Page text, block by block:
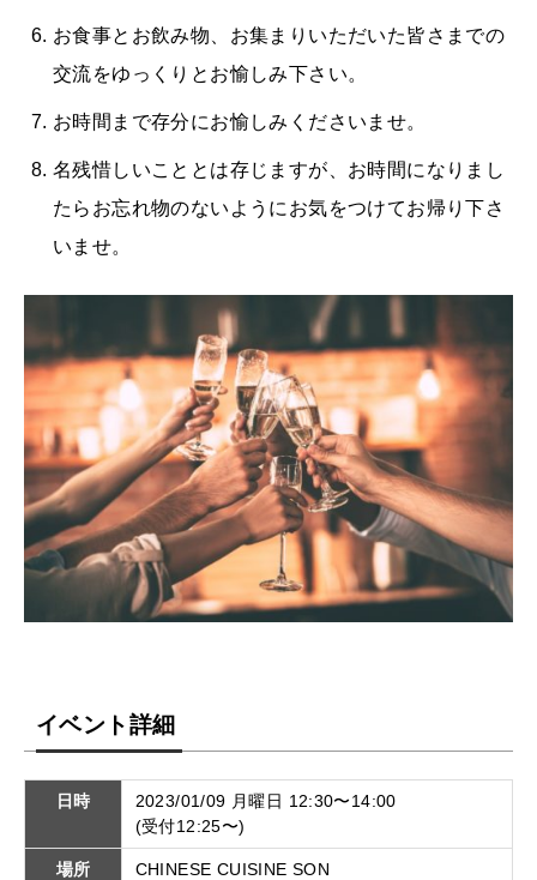
お食事とお飲み物、お集まりいただいた皆さまでの
交流をゆっくりとお愉しみ下さい。
お時間まで存分にお愉しみくださいませ。
名残惜しいこととは存じますが、お時間になりまし
たらお忘れ物のないようにお気をつけてお帰り下さ
いませ。
イベント詳細
日時
2023/01/09 月曜日 12:30〜14:00
(受付12:25〜)
場所
CHINESE CUISINE SON